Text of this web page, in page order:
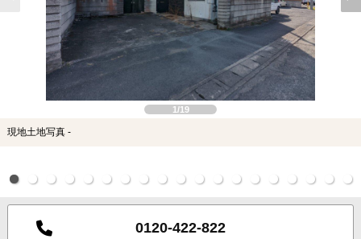
1/19
現地土地写真 -
0120-422-822